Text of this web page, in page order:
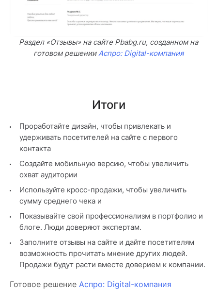
Раздел «Отзывы» на сайте Pbabg.ru, созданном на
готовом решении Аспро: Digital-компания
Итоги
Проработайте дизайн, чтобы привлекать и
удерживать посетителей на сайте с первого
контакта
Создайте мобильную версию, чтобы увеличить
охват аудитории
Используйте кросс-продажи, чтобы увеличить
сумму среднего чека и
Показывайте свой профессионализм в портфолио и
блоге. Люди доверяют экспертам.
Заполните отзывы на сайте и дайте посетителям
возможность прочитать мнение других людей.
Продажи будут расти вместе доверием к компании.
Готовое решение Аспро: Digital-компания